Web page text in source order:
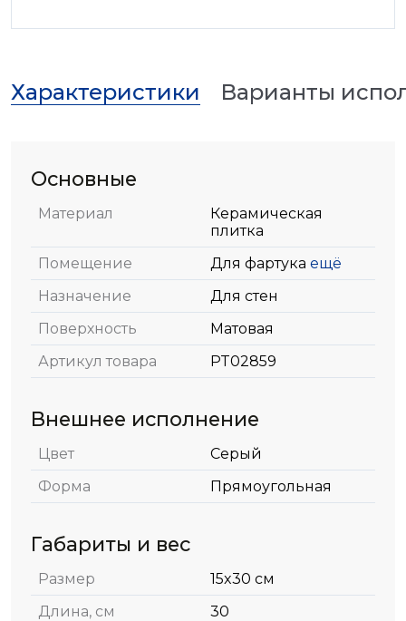
Характеристики Варианты
Основные
Материал
Керамическая
плитка
Помещение
Для фартука ещё
Назначение
Для стен
Поверхность
Матовая
Артикул товара
PT02859
Внешнее исполнение
Цвет
Серый
Форма
Прямоугольная
Габариты и вес
Размер
15x30 см
Длина, см
30